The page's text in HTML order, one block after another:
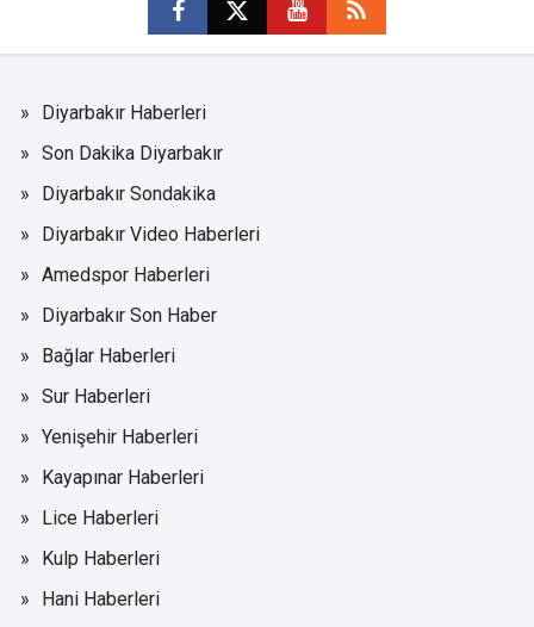
Diyarbakır Haberleri
Son Dakika Diyarbakır
Diyarbakır Sondakika
Diyarbakır Video Haberleri
Amedspor Haberleri
Diyarbakır Son Haber
Bağlar Haberleri
Sur Haberleri
Yenişehir Haberleri
Kayapınar Haberleri
Lice Haberleri
Kulp Haberleri
Hani Haberleri